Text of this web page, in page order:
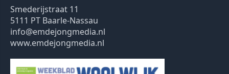
Smederijstraat 11
5111 PT Baarle-Nassau
info@emdejongmedia.nl
www.emdejongmedia.nl